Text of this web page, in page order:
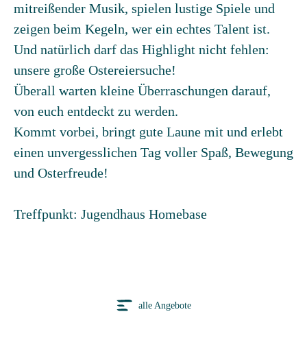
mitreißender Musik, spielen lustige Spiele und
zeigen beim Kegeln, wer ein echtes Talent ist.
Und natürlich darf das Highlight nicht fehlen:
unsere große Ostereiersuche!
Überall warten kleine Überraschungen darauf,
von euch entdeckt zu werden.
Kommt vorbei, bringt gute Laune mit und erlebt
einen unvergesslichen Tag voller Spaß, Bewegung
und Osterfreude!
Treffpunkt: Jugendhaus Homebase
alle Angebote